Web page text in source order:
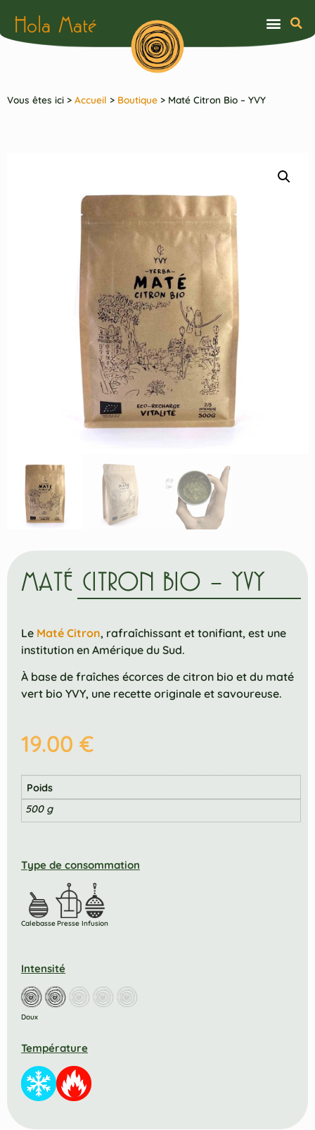
Hola Maté
Vous êtes ici > Accueil > Boutique > Maté Citron Bio – YVY
MATÉ CITRON BIO – YVY
Le Maté Citron, rafraîchissant et tonifiant, est une
institution en Amérique du Sud.
À base de fraîches écorces de citron bio et du maté
vert bio YVY, une recette originale et savoureuse.
19.00 €
Poids
500 g
Type de consommation
CalebassePresse Infusion
Intensité
Doux
Température